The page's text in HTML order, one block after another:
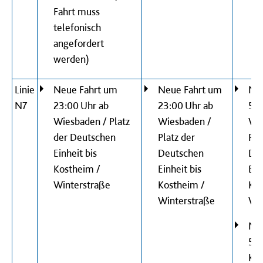
Fahrt muss
telefonisch
angefordert
werden)
Linie
N7
Neue Fahrt um
23:00 Uhr ab
Wiesbaden / Platz
der Deutschen
Einheit bis
Kostheim /
Winterstraße
Neue Fahrt um
23:00 Uhr ab
Wiesbaden /
Platz der
Deutschen
Einheit bis
Kostheim /
Winterstraße